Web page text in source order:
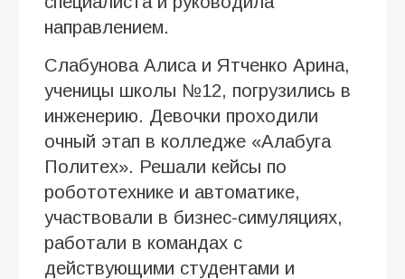
направлением.
Слабунова Алиса и Ятченко Арина,
ученицы школы №12, погрузились в
инженерию. Девочки проходили
очный этап в колледже «Алабуга
Политех». Решали кейсы по
робототехнике и автоматике,
участвовали в бизнес-симуляциях,
работали в командах с
действующими студентами и